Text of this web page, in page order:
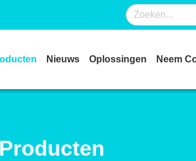
Nieuws Oplossingen